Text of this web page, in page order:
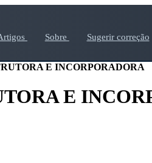
Sobre Sugerir correção
E INCORPORADORA
E